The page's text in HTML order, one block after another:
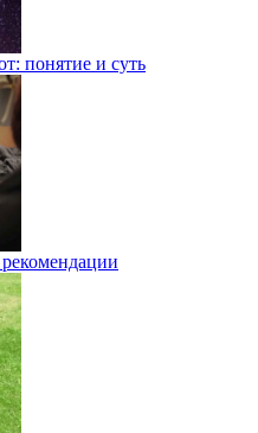
понятие и суть